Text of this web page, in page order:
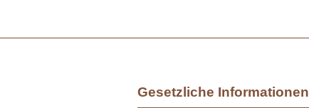
Gesetzliche Informationen